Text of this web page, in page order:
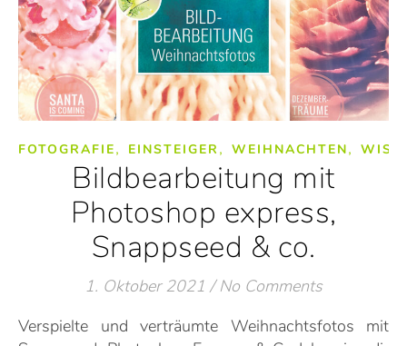
FOTOGRAFIE, EINSTEIGER , WEIHNACHTEN,
Bildbearbeitung mit
Photoshop express,
Snappseed & co.
1. Oktober 2021 / No Comments
Verspielte und verträumte Weihnachtsfotos mit